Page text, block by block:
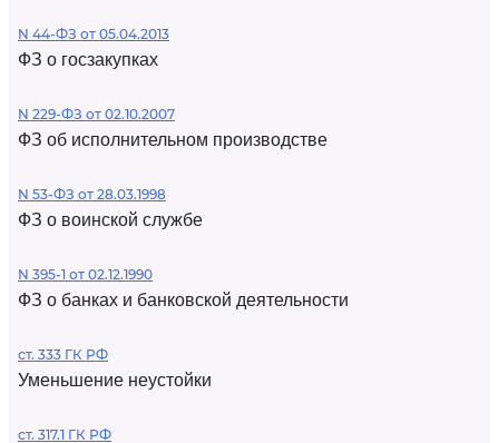
N 44-ФЗ от 05.04.2013
ФЗ о госзакупках
N 229-ФЗ от 02.10.2007
ФЗ об исполнительном производстве
N 53-ФЗ от 28.03.1998
ФЗ о воинской службе
N 395-1 от 02.12.1990
ФЗ о банках и банковской деятельности
ст. 333 ГК РФ
Уменьшение неустойки
ст. 317.1 ГК РФ